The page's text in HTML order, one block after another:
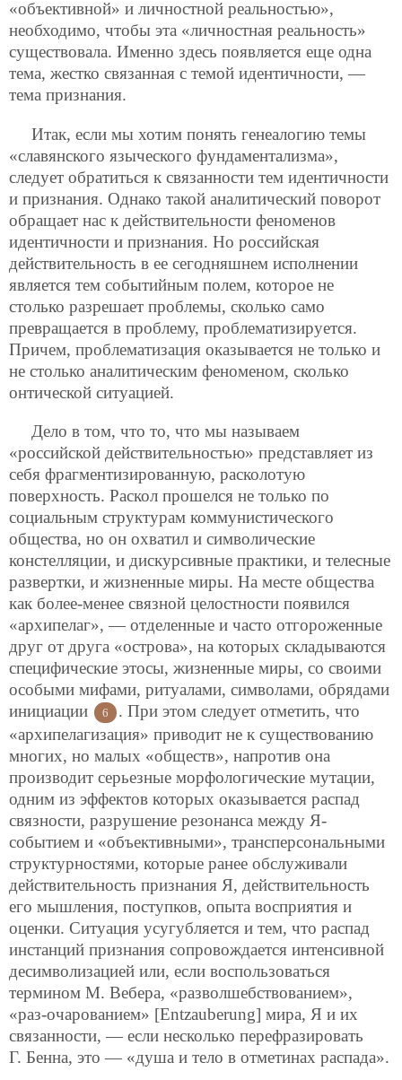
«объективной» и личностной реальностью»,
необходимо, чтобы эта «личностная реальность»
существовала. Именно здесь появляется еще одна
тема, жестко связанная с темой идентичности, —
тема признания.
Итак, если мы хотим понять генеалогию темы
«славянского языческого фундаментализма»,
следует обратиться к связанности тем идентичности
и признания. Однако такой аналитический поворот
обращает нас к действительности феноменов
идентичности и признания. Но российская
действительность в ее сегодняшнем исполнении
является тем событийным полем, которое не
столько разрешает проблемы, сколько само
превращается в проблему, проблематизируется.
Причем, проблематизация оказывается не только и
не столько аналитическим феноменом, сколько
онтической ситуацией.
Дело в том, что то, что мы называем
«российской действительностью» представляет из
себя фрагментизированную, расколотую
поверхность. Раскол прошелся не только по
социальным структурам коммунистического
общества, но он охватил и символические
констелляции, и дискурсивные практики, и телесные
развертки, и жизненные миры. На месте общества
как более-менее связной целостности появился
«архипелаг», — отделенные и часто отгороженные
друг от друга «острова», на которых складываются
специфические этосы, жизненные миры, со своими
особыми мифами, ритуалами, символами, обрядами
инициации
6
. При этом следует отметить, что
«архипелагизация» приводит не к существованию
многих, но малых «обществ», напротив она
производит серьезные морфологические мутации,
одним из эффектов которых оказывается распад
связности, разрушение резонанса между Я-
событием и «объективными», трансперсональными
структурностями, которые ранее обслуживали
действительность признания Я, действительность
его мышления, поступков, опыта восприятия и
оценки. Ситуация усугубляется и тем, что распад
инстанций признания сопровождается интенсивной
десимволизацией или, если воспользоваться
термином М. Вебера, «разволшебствованием»,
«раз-очарованием» [Entzauberung] мира, Я и их
связанности, — если несколько перефразировать
Г. Бенна, это — «душа и тело в отметинах распада».